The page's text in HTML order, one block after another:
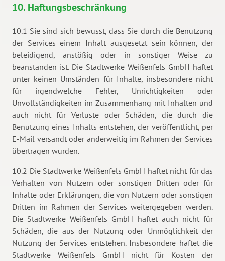
10. Haftungsbeschränkung
10.1 Sie sind sich bewusst, dass Sie durch die Benutzung
der Services einem Inhalt ausgesetzt sein können, der
beleidigend, anstößig oder in sonstiger Weise zu
beanstanden ist. Die Stadtwerke Weißenfels GmbH haftet
unter keinen Umständen für Inhalte, insbesondere nicht
für irgendwelche Fehler, Unrichtigkeiten oder
Unvollständigkeiten im Zusammenhang mit Inhalten und
auch nicht für Verluste oder Schäden, die durch die
Benutzung eines Inhalts entstehen, der veröffentlicht, per
E-Mail versandt oder anderweitig im Rahmen der Services
übertragen wurden.
10.2 Die Stadtwerke Weißenfels GmbH haftet nicht für das
Verhalten von Nutzern oder sonstigen Dritten oder für
Inhalte oder Erklärungen, die von Nutzern oder sonstigen
Dritten im Rahmen der Services weitergegeben werden.
Die Stadtwerke Weißenfels GmbH haftet auch nicht für
Schäden, die aus der Nutzung oder Unmöglichkeit der
Nutzung der Services entstehen. Insbesondere haftet die
Stadtwerke Weißenfels GmbH nicht für Kosten der